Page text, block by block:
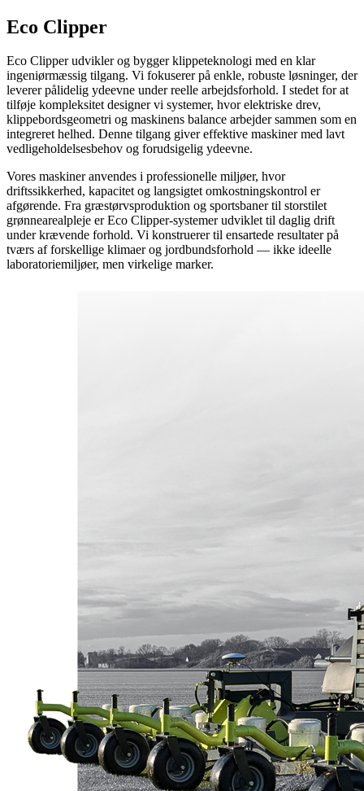
Eco Clipper
Eco Clipper udvikler og bygger klippeteknologi med en klar
ingeniørmæssig tilgang. Vi fokuserer på enkle, robuste løsninger, der
leverer pålidelig ydeevne under reelle arbejdsforhold. I stedet for at
tilføje kompleksitet designer vi systemer, hvor elektriske drev,
klippebordsgeometri og maskinens balance arbejder sammen som en
integreret helhed. Denne tilgang giver effektive maskiner med lavt
vedligeholdelsesbehov og forudsigelig ydeevne.
Vores maskiner anvendes i professionelle miljøer, hvor
driftssikkerhed, kapacitet og langsigtet omkostningskontrol er
afgørende. Fra græstørvsproduktion og sportsbaner til storstilet
grønnearealpleje er Eco Clipper-systemer udviklet til daglig drift
under krævende forhold. Vi konstruerer til ensartede resultater på
tværs af forskellige klimaer og jordbundsforhold — ikke ideelle
laboratoriemiljøer, men virkelige marker.